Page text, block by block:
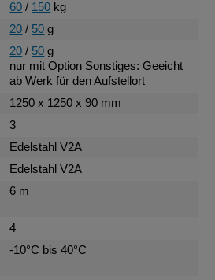
60 / 150 kg
20 / 50 g
20 / 50 g
nur mit Option Sonstiges: Geeicht
ab Werk für den Aufstellort
1250 x 1250 x 90 mm
3
Edelstahl V2A
Edelstahl V2A
6 m
4
-10°C bis 40°C